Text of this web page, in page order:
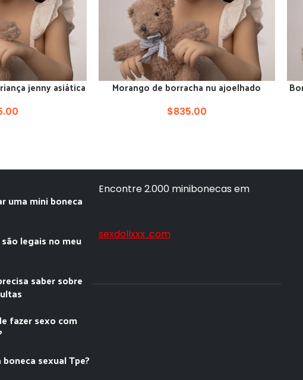
jenny asiática
ADICIONAR AO CARRINHO
Morango de borracha nu ajoelhado
fórum boneca
$835.00
uma mini boneca
legais no meu
saber sobre
fazer sexo com
sexual Tpe?
Encontre 2.000 minibonecas em
sexdollxxx .com